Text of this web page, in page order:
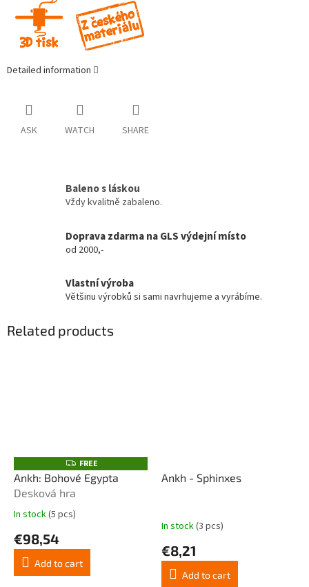
Detailed information
ASK WATCH SHARE
Baleno s láskou
Vždy kvalitně zabaleno.
Doprava zdarma na GLS výdejní místo
od 2000,-
Vlastní výroba
Většinu výrobků si sami navrhujeme a vyrábíme.
Related products
F
R
E
E
FREE
Ankh: Bohové Egypta
Desková hra
The
product
rating
In stock(5 pcs)
€98,54
Add to cart
Ankh - Sphinxes
In stock(3 pcs)
€8,21
Add to cart